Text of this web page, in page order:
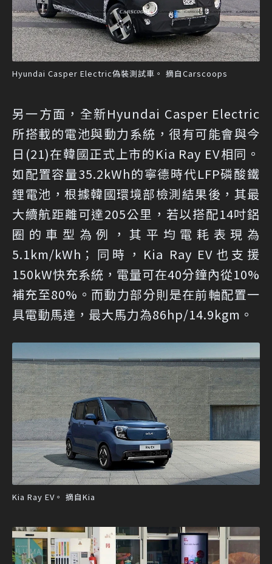
Hyundai Casper Electric偽裝測試車。 摘自Carscoops
另一方面，全新Hyundai Casper Electric
所搭載的電池與動力系統，很有可能會與今
日(21)在韓國正式上市的Kia Ray EV相同。
如配置容量35.2kWh的寧德時代LFP磷酸鐵
鋰電池，根據韓國環境部檢測結果後，其最
大續航距離可達205公里，若以搭配14吋鋁
圈的車型為例，其平均電耗表現為
5.1km/kWh；同時，Kia Ray EV也支援
150kW快充系統，電量可在40分鐘內從10%
補充至80%。而動力部分則是在前軸配置一
具電動馬達，最大馬力為86hp/14.9kgm。
Kia Ray EV。 摘自Kia